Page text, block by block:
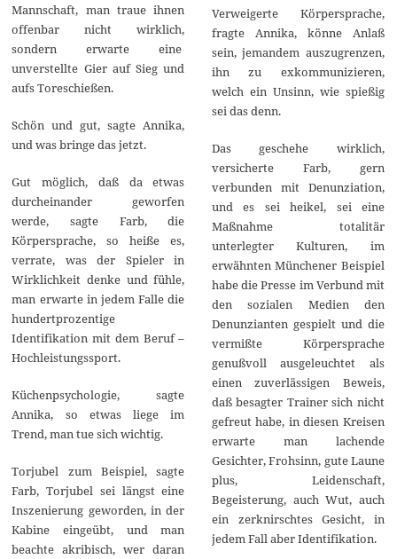
Mannschaft, man traue ihnen
offenbar nicht wirklich,
sondern erwarte eine
unverstellte Gier auf Sieg und
aufs Toreschießen.
Schön und gut, sagte Annika,
und was bringe das jetzt.
Gut möglich, daß da etwas
durcheinander geworfen
werde, sagte Farb, die
Körpersprache, so heiße es,
verrate, was der Spieler in
Wirklichkeit denke und fühle,
man erwarte in jedem Falle die
hundertprozentige
Identifikation mit dem Beruf –
Hochleistungssport.
Küchenpsychologie, sagte
Annika, so etwas liege im
Trend, man tue sich wichtig.
Torjubel zum Beispiel, sagte
Farb, Torjubel sei längst eine
Inszenierung geworden, in der
Kabine eingeübt, und man
beachte akribisch, wer daran
Verweigerte Körpersprache,
fragte Annika, könne Anlaß
sein, jemandem auszugrenzen,
ihn zu exkommunizieren,
welch ein Unsinn, wie spießig
sei das denn.
Das geschehe wirklich,
versicherte Farb, gern
verbunden mit Denunziation,
und es sei heikel, sei eine
Maßnahme totalitär
unterlegter Kulturen, im
erwähnten Münchener Beispiel
habe die Presse im Verbund mit
den sozialen Medien den
Denunzianten gespielt und die
vermißte Körpersprache
genußvoll ausgeleuchtet als
einen zuverlässigen Beweis,
daß besagter Trainer sich nicht
gefreut habe, in diesen Kreisen
erwarte man lachende
Gesichter, Frohsinn, gute Laune
plus, Leidenschaft,
Begeisterung, auch Wut, auch
ein zerknirschtes Gesicht, in
jedem Fall aber Identifikation.